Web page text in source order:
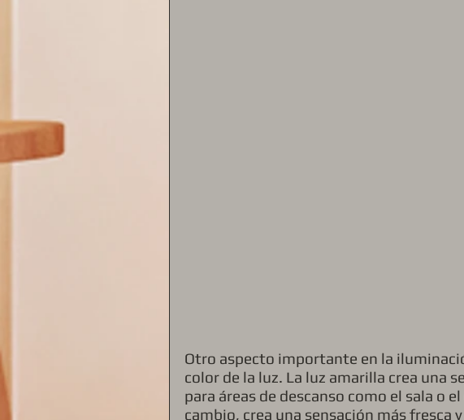
Otro aspecto importante en la
color de la luz. La luz amarilla crea una
para áreas de descanso como el sala o
cambio, crea una sensación más fresca